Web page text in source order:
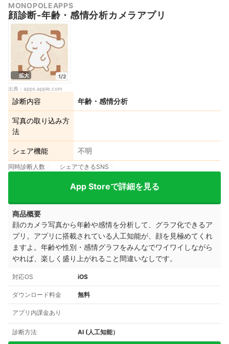
MONOPOLEAPPS
顔診断-年齢・感情分析カメラアプリ
拡大
1/2
出典： apps.apple.com
診断内容 年齢・感情分析
写真の取り込み方
法
シェア機能 不明
同時診断人数 シェアできるSNS
App Storeで詳細を見る
商品概要
顔のカメラ写真から年齢や感情を分析して、グラフ化できるア
プリ。アプリに搭載されている人工知能が、顔を見極めてくれ
ますよ。年齢や性別・感情グラフをみんなでワイワイしながら
やれば、楽しく盛り上がれること間違いなしです。
対応OS iOS
ダウンロード料金 無料
アプリ内課金あり
診断方法 AI (人工知能）